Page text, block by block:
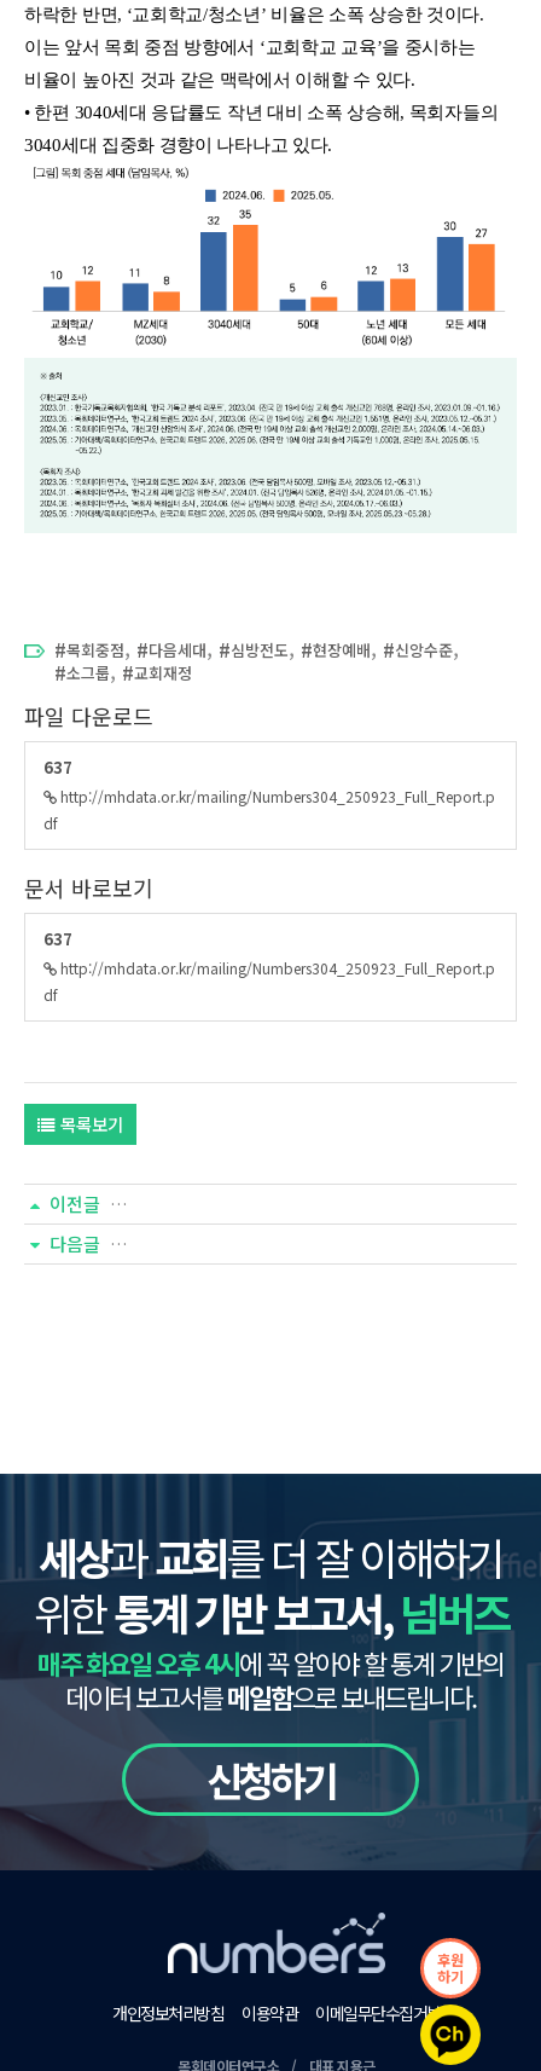
후원
하기
하락한 반면, ‘교회학교/청소년’ 비율은 소폭 상승한 것이다.
이는 앞서 목회 중점 방향에서 ‘교회학교 교육’을 중시하는
비율이 높아진 것과 같은 맥락에서 이해할 수 있다.
• 한편 3040세대 응답률도 작년 대비 소폭 상승해, 목회자들의
3040세대 집중화 경향이 나타나고 있다.
목회중점, 다음세대, 심방전도, 현장예배, 신앙수준,
소그룹, 교회재정
파일 다운로드
637
http://mhdata.or.kr/mailing/Numbers304_250923_Full_Report.p
df
문서 바로보기
637
http://mhdata.or.kr/mailing/Numbers304_250923_Full_Report.p
df
목록보기
이전글 [넘버즈 305호] ⌜한국교회 트렌드 2026⌟ Brief]
다음글 [넘버즈 303호] 2024 다문화가족 실태
세상과교회를 더 잘 이해하기
위한통계 기반 보고서,넘버즈
매주 화요일 오후 4시에 꼭 알아야 할 통계 기반의
데이터 보고서를메일함으로 보내드립니다.
신청하기
개인정보처리방침 이용약관 이메일무단수집거부
목회데이터연구소 / 대표 지용근